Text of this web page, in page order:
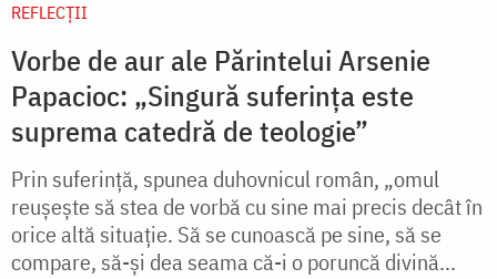
REFLECȚII
Vorbe de aur ale Părintelui Arsenie
Papacioc: „Singură suferința este
suprema catedră de teologie”
Prin suferinţă, spunea duhovnicul român, „omul
reuşeşte să stea de vorbă cu sine mai precis decât în
orice altă situaţie. Să se cunoască pe sine, să se
compare, să-şi dea seama că-i o poruncă divină...